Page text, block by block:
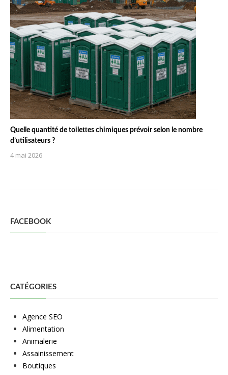
Quelle quantité de toilettes chimiques prévoir selon le nombre
d’utilisateurs ?
4 mai 2026
FACEBOOK
CATÉGORIES
Agence SEO
Alimentation
Animalerie
Assainissement
Boutiques